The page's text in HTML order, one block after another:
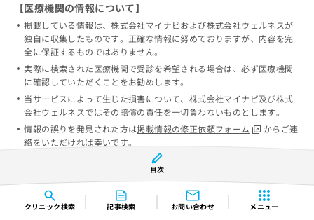
クリニック検索 記事検索 お問い合わせ メニュー
目次
【医療機関の情報について】
掲載している情報は、株式会社マイナビおよび株式会社ウェルネスが
独自に収集したものです。正確な情報に努めておりますが、内容を完
全に保証するものではありません。
実際に検索された医療機関で受診を希望される場合は、必ず医療機関
に確認していただくことをお勧めします。
当サービスによって生じた損害について、株式会社マイナビ及び株式
会社ウェルネスではその賠償の責任を一切負わないものとします。
情報の誤りを発見された方は掲載情報の修正依頼フォーム
からご連
絡をいただければ幸いです。